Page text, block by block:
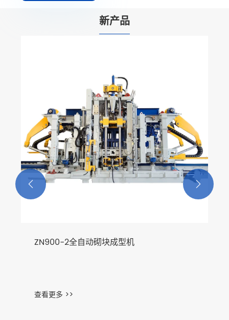
新产品
ZN900-2全自动砌块成型机
查看更多 >>
 